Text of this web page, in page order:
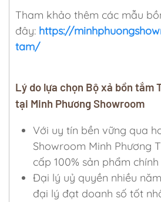
Tham khảo thêm các mẫu
đây: https://
tam/
Lý do lựa chọn Bộ xả bồn tắm
tại Minh Phương Showroom
Với uy tín bền vững qua
Showroom Minh Phương
cấp 100% sản phẩm
Đại lý uỷ quyền nhiều
đại lý đạt doanh số tốt